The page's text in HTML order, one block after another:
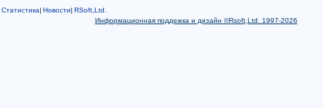
Статистика| Новости| RSoft,Ltd.
Информационная поддежка и дизайн ©Rsoft,Ltd. 1997-2026